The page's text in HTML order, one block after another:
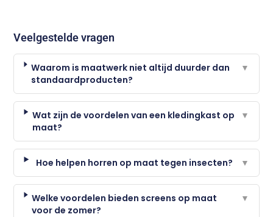
Veelgestelde vragen
Waarom is maatwerk niet altijd duurder dan
standaardproducten?
▼
Wat zijn de voordelen van een kledingkast op
maat?
▼
Hoe helpen horren op maat tegen insecten? ▼
Welke voordelen bieden screens op maat
voor de zomer?
▼